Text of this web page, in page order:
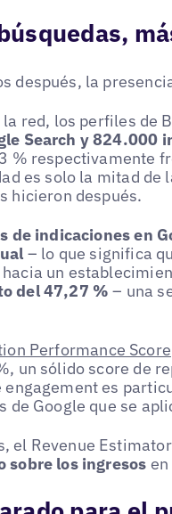
después, la
la red, los perfiles de
Search y 824.000
% respectivamente
es solo la mitad de
hicieron después.
de indicaciones en
– lo que significa
un
del 47,27 % – una
Performance Score
un sólido score de
engagement es
de Google que se
el Revenue
sobre los ingresos